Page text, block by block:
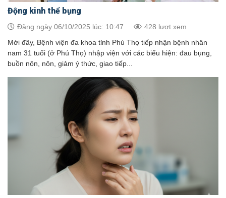
Động kinh thể bụng
Đăng ngày 06/10/2025 lúc: 10:47 428 lượt xem
Mới đây, Bệnh viện đa khoa tỉnh Phú Thọ tiếp nhận bệnh nhân
nam 31 tuổi (ở Phú Thọ) nhập viện với các biểu hiện: đau bụng,
buồn nôn, nôn, giảm ý thức, giao tiếp...